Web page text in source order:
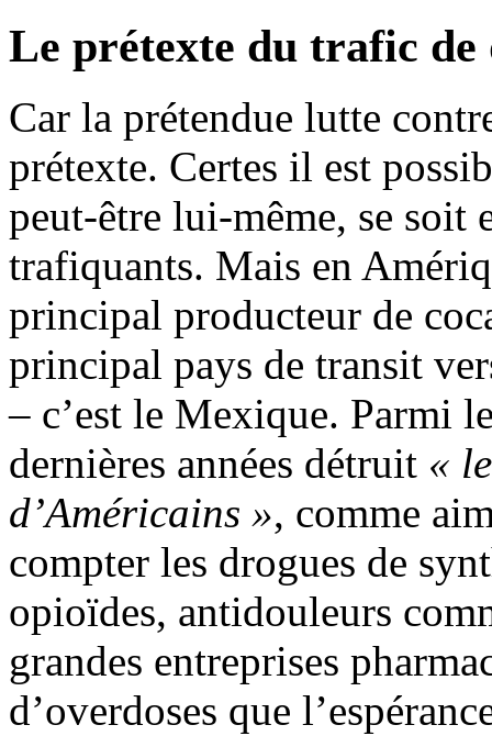
Le prétexte du trafic de
Car la prétendue lutte
prétexte. Certes il est
peut-être lui-même, se soit
trafiquants. Mais en
principal producteur de
principal pays de transit
– c’est le Mexique. Parmi
dernières années détruit «
d’Américains », comme
compter les drogues de
opioïdes, anti­douleurs
grandes entreprises
d’overdoses que